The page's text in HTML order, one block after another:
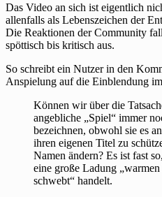
Das Video an sich ist eigentlich
allenfalls als Lebenszeichen der
Die Reaktionen der Community
spöttisch bis kritisch aus.
So schreibt ein Nutzer in den
Anspielung auf die Einblendung
Können wir über die
angebliche „Spiel“ immer
bezeichnen, obwohl sie es
ihren eigenen Titel zu
Namen ändern? Es ist fast
eine große Ladung
schwebt“ handelt.